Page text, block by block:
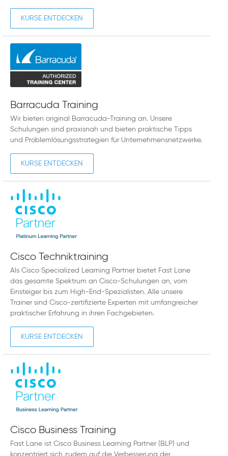
KURSE ENTDECKEN
Barracuda Training
Wir bieten original Barracuda-Training an. Unsere
Schulungen sind praxisnah und bieten praktische Tipps
und Problemlösungsstrategien für Unternehmensnetzwerke.
KURSE ENTDECKEN
Cisco Techniktraining
Als Cisco Specialized Learning Partner bietet Fast Lane
das gesamte Spektrum an Cisco-Schulungen an, vom
Einsteiger bis zum High-End-Spezialisten. Alle unsere
Trainer sind Cisco-zertifizierte Experten mit umfangreicher
praktischer Erfahrung in ihren Fachgebieten.
KURSE ENTDECKEN
Cisco Business Training
Fast Lane ist Cisco Business Learning Partner (BLP) und